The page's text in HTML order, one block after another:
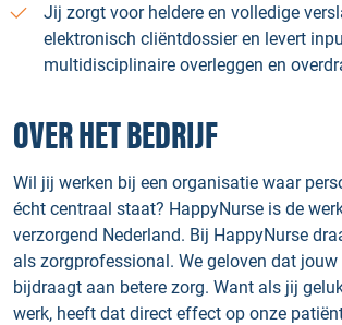
Jij zorgt voor heldere en volledige
elektronisch cliëntdossier en levert
multidisciplinaire overleggen en
OVER HET BEDRIJF
Wil jij werken bij een organisatie waar
écht centraal staat? HappyNurse is de
verzorgend Nederland. Bij HappyNurse
als zorgprofessional. We geloven dat
bijdraagt aan betere zorg. Want als jij
werk, heeft dat direct effect op onze